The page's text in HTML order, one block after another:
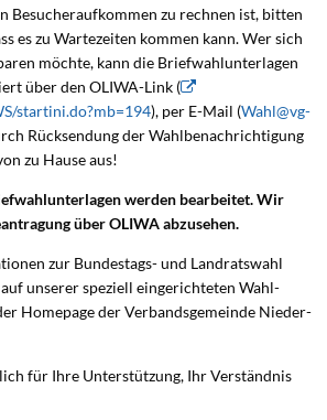
Besucheraufkommen zu rechnen ist, bitten
es zu Wartezeiten kommen kann. Wer sich
möchte, kann die Briefwahlunterlagen
über den OLIWA-Link (
startini.do?mb=194), per E-Mail (Wahl@vg-
Rücksendung der Wahlbenachrichtigung
zu Hause aus!
werden bearbeitet. Wir
über OLIWA abzusehen.
zur Bundestags- und Landratswahl
unserer speziell eingerichteten Wahl-
Homepage der Verbandsgemeinde Nieder-
für Ihre Unterstützung, Ihr Verständnis